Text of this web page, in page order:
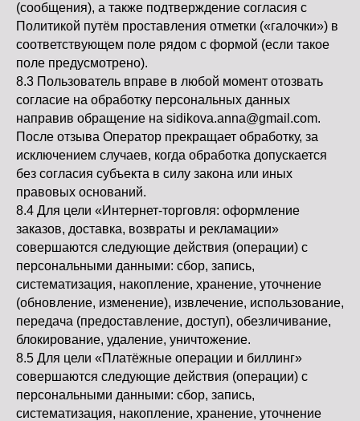
(сообщения), а также подтверждение согласия с
Политикой путём проставления отметки («галочки») в
соответствующем поле рядом с формой (если такое
поле предусмотрено).
8.3 Пользователь вправе в любой момент отозвать
согласие на обработку персональных данных
направив обращение на sidikova.anna@gmail.com.
После отзыва Оператор прекращает обработку, за
исключением случаев, когда обработка допускается
без согласия субъекта в силу закона или иных
правовых оснований.
8.4 Для цели «Интернет-торговля: оформление
заказов, доставка, возвраты и рекламации»
совершаются следующие действия (операции) с
персональными данными: сбор, запись,
систематизация, накопление, хранение, уточнение
(обновление, изменение), извлечение, использование,
передача (предоставление, доступ), обезличивание,
блокирование, удаление, уничтожение.
8.5 Для цели «Платёжные операции и биллинг»
совершаются следующие действия (операции) с
персональными данными: сбор, запись,
систематизация, накопление, хранение, уточнение